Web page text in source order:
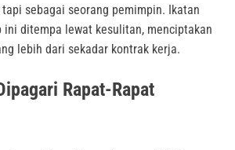
sebagai seorang pemimpin. Ikatan
ini ditempa lewat kesulitan, menciptakan
lebih dari sekadar kontrak kerja.
Rapat-Rapat